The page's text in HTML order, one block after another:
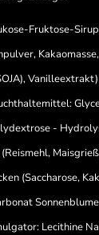
Fruktose-
-
(Saccharose,
Lecithine